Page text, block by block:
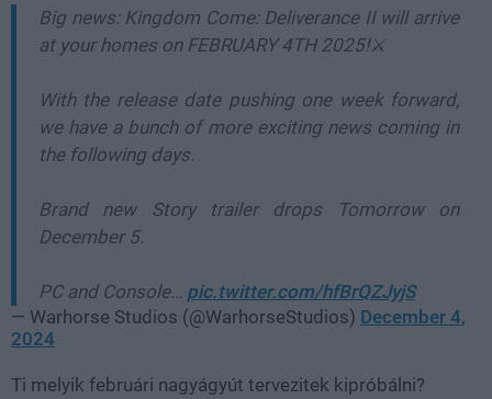
Big news: Kingdom Come: Deliverance II will arrive
at your homes on FEBRUARY 4TH 2025!⚔️
With the release date pushing one week forward,
we have a bunch of more exciting news coming in
the following days.
Brand new Story trailer drops Tomorrow on
December 5.
PC and Console… pic.twitter.com/hfBrQZJyjS
— Warhorse Studios (@WarhorseStudios) December 4,
2024
Ti melyik februári nagyágyút tervezitek kipróbálni?